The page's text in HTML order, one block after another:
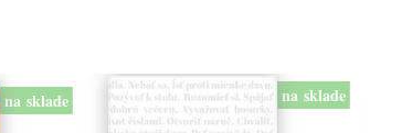
na sklade na sklade